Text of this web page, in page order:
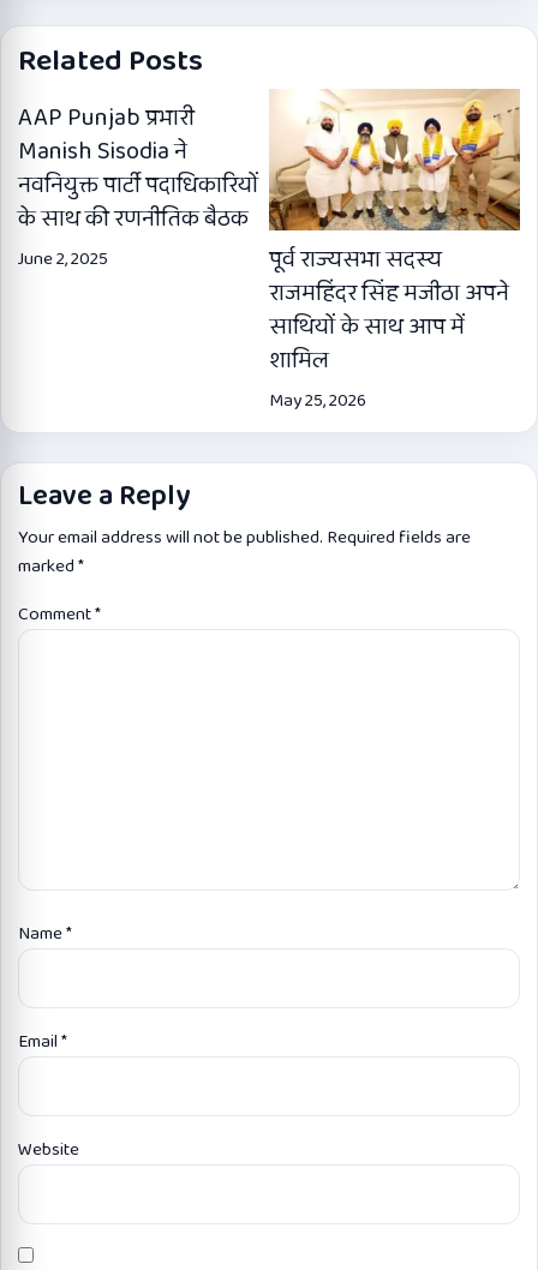
Related Posts
AAP Punjab प्रभारी
Manish Sisodia ने
नवनियुक्त पार्टी पदाधिकारियों
के साथ की रणनीतिक बैठक
June 2, 2025
पूर्व राज्यसभा सदस्य
राजमहिंदर सिंह मजीठा अपने
साथियों के साथ आप में
शामिल
May 25, 2026
Leave a Reply
Your email address will not be published. Required fields are
marked*
Comment*
Name*
Email*
Website